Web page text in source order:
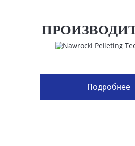
Подробнее